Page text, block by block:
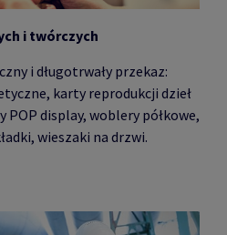
i twórczych
i długotrwały przekaz:
karty reprodukcji dzieł
POP display, woblery półkowe,
wieszaki na drzwi.